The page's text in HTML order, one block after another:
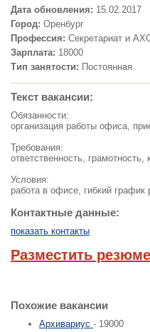
Дата обновления: 15.02.2017
Город: Оренбург
Профессия: Секретариат и
Зарплата: 18000
Тип занятости: Постоянная
Текст вакансии:
Обязанности:
организация работы офиса,
Требования:
ответственность,
Условия:
работа в офисе, гибкий
Контактные данные:
показать контакты
Разместить резюме
Похожие вакансии
Архивариус - 19000